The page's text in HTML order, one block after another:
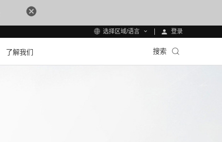
选择区域/语言 登录
了解我们 搜索